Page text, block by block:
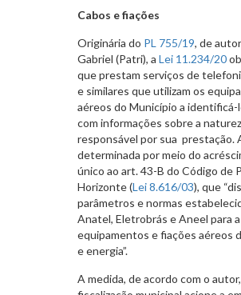
Cabos e fiações
Originária do PL 755/19, de
Gabriel (Patri), a Lei 11.234/20
que prestam serviços de
e similares que utilizam os
aéreos do Município a
com informações sobre a
responsável por sua prestação.
determinada por meio do
único ao art. 43-B do Código de
Horizonte (Lei 8.616/03), que
parâmetros e normas
Anatel, Eletrobrás e Aneel para
equipamentos e fiações aéreos
e energia”.
A medida, de acordo com o